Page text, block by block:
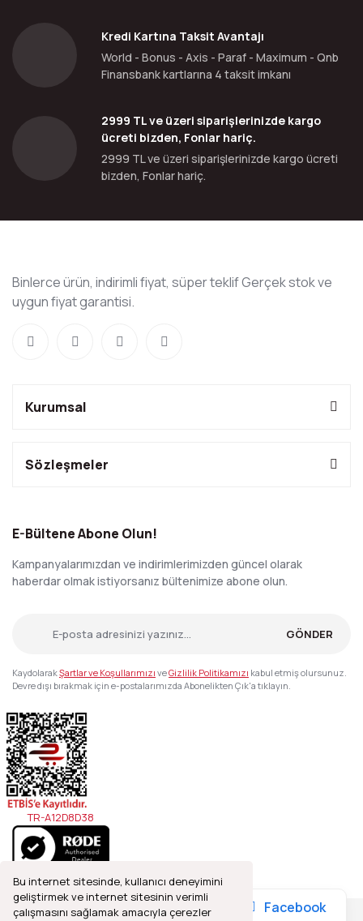
Bu internet sitesinde, kullanıcı deneyimini
geliştirmek ve internet sitesinin verimli
çalışmasını sağlamak amacıyla çerezler
Kredi Kartına Taksit Avantajı
World - Bonus - Axis - Paraf - Maximum - Qnb
Finansbank kartlarına 4 taksit imkanı
2999 TL ve üzeri siparişlerinizde kargo
ücreti bizden, Fonlar hariç.
2999 TL ve üzeri siparişlerinizde kargo ücreti
bizden, Fonlar hariç.
Binlerce ürün, indirimli fiyat, süper teklif Gerçek stok ve
uygun fiyat garantisi.
Kurumsal
Sözleşmeler
E-Bültene Abone Olun!
Kampanyalarımızdan ve indirimlerimizden güncel olarak
haberdar olmak istiyorsanız bültenimize abone olun.
GÖNDER
KaydolarakŞartlar ve Koşullarımızı veGizlilik Politikamızı kabul etmiş olursunuz.
Devre dışı bırakmak için e-postalarımızda Abonelikten Çık'a tıklayın.
TR-A12D8D38
Facebook